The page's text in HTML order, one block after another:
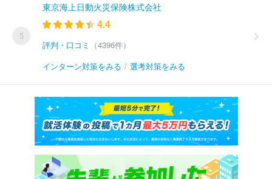
5
東京海上日動火災保険株式会社
4.4
評判・口コミ
（4396件）
インターン対策をみる / 選考対策をみる